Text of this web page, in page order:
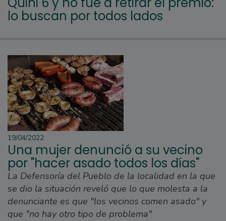
lo buscan por todos lados
19/04/2022
Una mujer denunció a su vecino
por "hacer asado todos los días"
La Defensoría del Pueblo de la localidad en la que
se dio la situación reveló que lo que molesta a la
denunciante es que "los vecinos comen asado" y
que "no hay otro tipo de problema"